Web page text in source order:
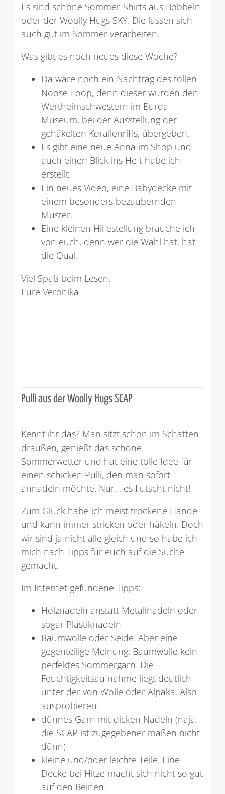
Es sind schöne Sommer-Shirts aus Bobbeln
oder der Woolly Hugs SKY. Die lassen sich
auch gut im Sommer verarbeiten.
Was gibt es noch neues diese Woche?
Da wäre noch ein Nachtrag des tollen
Noose-Loop, denn dieser wurden den
Wertheimschwestern im Burda
Museum, bei der Ausstellung der
gehäkelten Korallenriffs, übergeben.
Es gibt eine neue Anna im Shop und
auch einen Blick ins Heft habe ich
erstellt.
Ein neues Video, eine Babydecke mit
einem besonders bezaubernden
Muster.
Eine kleinen Hilfestellung brauche ich
von euch, denn wer die Wahl hat, hat
die Qual.
Viel Spaß beim Lesen.
Eure Veronika
Pulli aus der Woolly Hugs SCAP
Kennt ihr das? Man sitzt schön im Schatten
draußen, genießt das schöne
Sommerwetter und hat eine tolle Idee für
einen schicken Pulli, den man sofort
annadeln möchte. Nur… es flutscht nicht!
Zum Glück habe ich meist trockene Hände
und kann immer stricken oder häkeln. Doch
wir sind ja nicht alle gleich und so habe ich
mich nach Tipps für euch auf die Suche
gemacht.
Im Internet gefundene Tipps:
Holznadeln anstatt Metallnadeln oder
sogar Plastiknadeln
Baumwolle oder Seide. Aber eine
gegenteilige Meinung: Baumwolle kein
perfektes Sommergarn. Die
Feuchtigkeitsaufnahme liegt deutlich
unter der von Wolle oder Alpaka. Also
ausprobieren.
dünnes Garn mit dicken Nadeln (naja,
die SCAP ist zugegebener maßen nicht
dünn)
kleine und/oder leichte Teile. Eine
Decke bei Hitze macht sich nicht so gut
auf den Beinen.